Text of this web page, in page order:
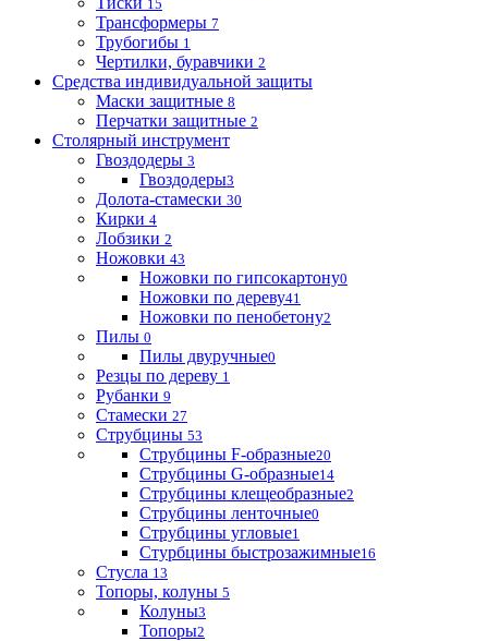
15
Трансформеры 7
Трубогибы 1
Чертилки, буравчики 2
Средства индивидуальной защиты
Маски защитные 8
Перчатки защитные 2
Столярный инструмент
Гвоздодеры 3
Гвоздодеры3
Долота-стамески 30
Кирки 4
Лобзики 2
Ножовки 43
Ножовки по гипсокартону0
Ножовки по дереву41
Ножовки по пенобетону2
Пилы 0
Пилы двуручные0
Резцы по дереву 1
Рубанки 9
Стамески 27
Струбцины 53
Струбцины F-образные20
Струбцины G-образные14
Струбцины клещеобразные2
Струбцины ленточные0
Струбцины угловые1
Стурбцины быстрозажимные16
Стусла 13
Топоры, колуны 5
Колуны3
Топоры2